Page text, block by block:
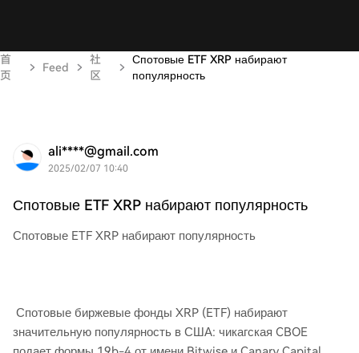
首
页
Feed
社
区
Спотовые ETF XRP набирают
популярность
ali****@gmail.com
2025/02/07 10:40
Спотовые ETF XRP набирают популярность
Спотовые ETF XRP набирают популярность
Спотовые биржевые фонды XRP (ETF) набирают
значительную популярность в США: чикагская CBOE